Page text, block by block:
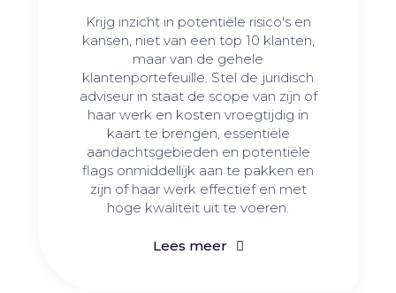
Krijg inzicht in potentiële risico's en
kansen, niet van een top 10 klanten,
maar van de gehele
klantenportefeuille. Stel de juridisch
adviseur in staat de scope van zijn of
haar werk en kosten vroegtijdig in
kaart te brengen, essentiële
aandachtsgebieden en potentiële
flags onmiddellijk aan te pakken en
zijn of haar werk effectief en met
hoge kwaliteit uit te voeren.
Lees meer